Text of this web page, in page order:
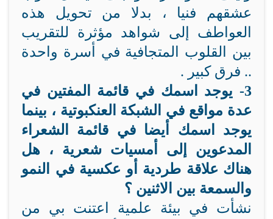
عشقهم فنيا ، بدلا من تحويل هذه
العواطف إلى شواهد مؤثرة للتقريب
بين القلوب المتجافية في أسرة واحدة
.. فرق كبير .
3- يوجد اسمك في قائمة المفتين في
عدة مواقع في الشبكة العنكبوتية ، بينما
يوجد اسمك أيضا في قائمة الشعراء
المدعوين إلى أمسيات شعرية ، هل
هناك علاقة طردية أو عكسية في النمو
والسمعة بين الاثنين ؟
نشأت في بيئة علمية اعتنت بي من